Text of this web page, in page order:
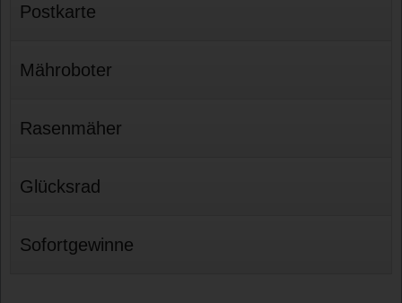
Postkarte
Mähroboter
Rasenmäher
Glücksrad
Sofortgewinne